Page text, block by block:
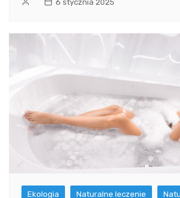
6 stycznia 2025
Ekologia Naturalne leczenie